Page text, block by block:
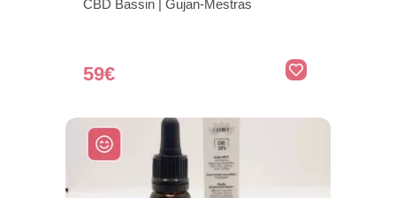
CBD Bassin | Gujan-Mestras
59€